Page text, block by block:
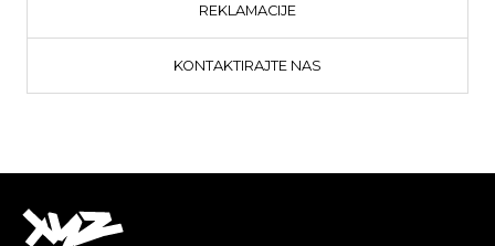
REKLAMACIJE
KONTAKTIRAJTE NAS